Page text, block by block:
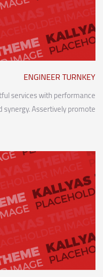
ENGINEER TURNKEY
services with performance
synergy. Assertively promote…